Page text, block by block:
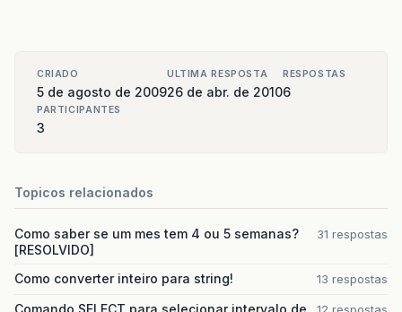
CRIADO
5 de agosto de 2009
ULTIMA RESPOSTA
26 de abr. de 2010
RESPOSTAS
6
PARTICIPANTES
3
Topicos relacionados
Como saber se um mes tem 4 ou 5 semanas?
[RESOLVIDO]
31 respostas
Como converter inteiro para string! 13 respostas
Comando SELECT para selecionar intervalo de
12 respostas